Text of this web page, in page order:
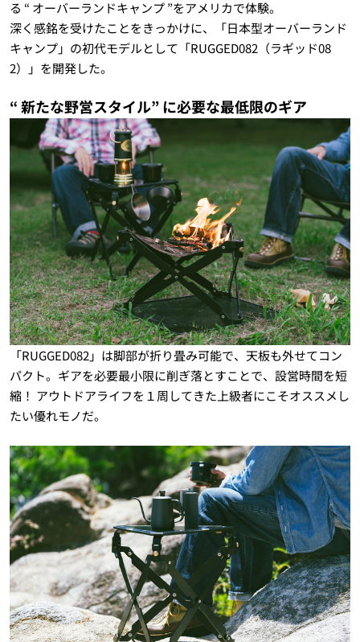
る “ オーバーランドキャンプ ”をアメリカで体験。
深く感銘を受けたことをきっかけに、「日本型オーバーランド
キャンプ」の初代モデルとして「RUGGED082（ラギッド08
2）」を開発した。
“新たな野営スタイル” に必要な最低限のギア
「RUGGED082」は脚部が折り畳み可能で、天板も外せてコン
パクト。ギアを必要最小限に削ぎ落とすことで、設営時間を短
縮！ アウトドアライフを１周してきた上級者にこそオススメし
たい優れモノだ。